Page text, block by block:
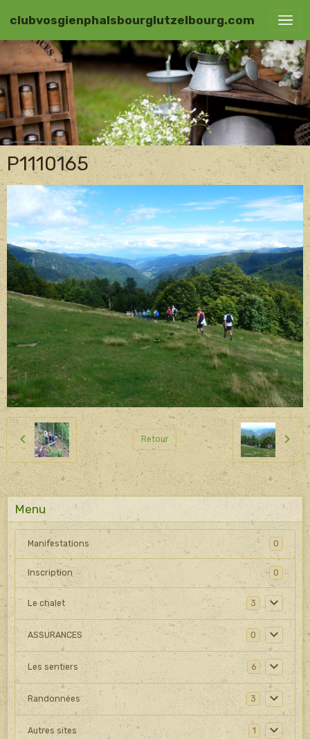
clubvosgienphalsbourglutzelbourg.com
P1110165
Retour
Menu
Manifestations 0
Inscription 0
Le chalet 3
ASSURANCES 0
Les sentiers 6
Randonnées 3
Autres sites 1